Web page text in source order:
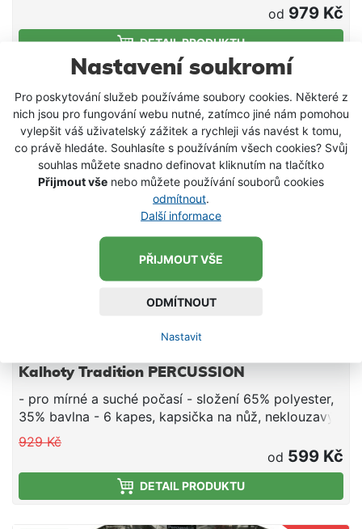
Nastavení soukromí
Pro poskytování služeb používáme soubory cookies. Některé z
nich jsou pro fungování webu nutné, zatímco jiné nám pomohou
vylepšit váš uživatelský zážitek a rychleji vás navést k tomu,
co právě hledáte. Souhlasíte s používáním všech cookies? Svůj
souhlas můžete snadno definovat kliknutím na tlačítko
Přijmout vše nebo můžete používání souborů cookies
odmítnout.
Další informace
PŘIJMOUT VŠE
ODMÍTNOUT
Nastavit
celkem 36 patron- 2 vnitřní kapsy- barva světlá
khaki
od 979 Kč
DETAIL PRODUKTU
SKLADEM -35 %
Kalhoty Tradition PERCUSSION
- pro mírné a suché počasí - složení 65% polyester,
35% bavlna - 6 kapes, kapsička na nůž, neklouzavý
elastický pas - zesílení kolen, zipy u kotníků - barva
929 Kč
od 599 Kč
DETAIL PRODUKTU